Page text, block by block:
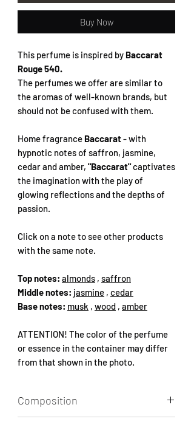
Buy Now
This perfume is inspired by Baccarat
Rouge 540.
The perfumes we offer are similar to
the aromas of well-known brands, but
should not be confused with them.
Home fragrance Baccarat- with
hypnotic notes of saffron, jasmine,
cedar and amber, "Baccarat"captivates
the imagination with the play of
glowing reflections and the depths of
passion.
Click on a note to see other products
with the same note.
Top notes: almonds , saffron
Middle notes: jasmine , cedar
Base notes: musk , wood , amber
ATTENTION! The color of the perfume
or essence in the container may differ
from that shown in the photo.
Composition